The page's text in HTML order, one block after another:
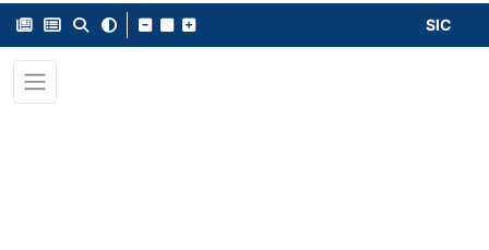
SIC